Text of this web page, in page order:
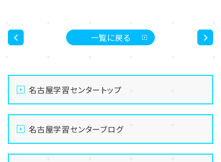
一覧に戻る
名古屋学習センタートップ
名古屋学習センターブログ